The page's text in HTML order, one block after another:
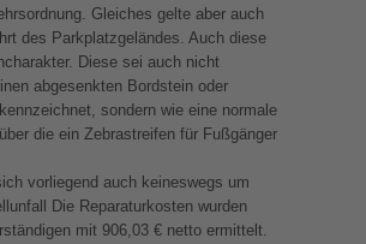
Gleiches gelte aber auch
des Parkplatzgeländes. Auch diese
Diese sei auch nicht
abgesenkten Bordstein oder
sondern wie eine normale
die ein Zebrastreifen für Fußgänger
vorliegend auch keineswegs um
Die Reparaturkosten wurden
mit 906,03 € netto ermittelt.